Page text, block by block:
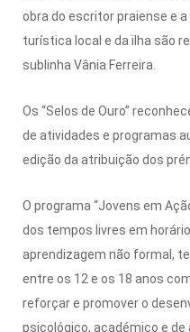
obra do escritor praiense e
turística local e da ilha são
sublinha Vânia Ferreira.
Os “Selos de Ouro”
de atividades e programas
edição da atribuição dos
O programa “Jovens em
dos tempos livres em
aprendizagem não formal,
entre os 12 e os 18 anos
reforçar e promover o
psicológico, académico e de